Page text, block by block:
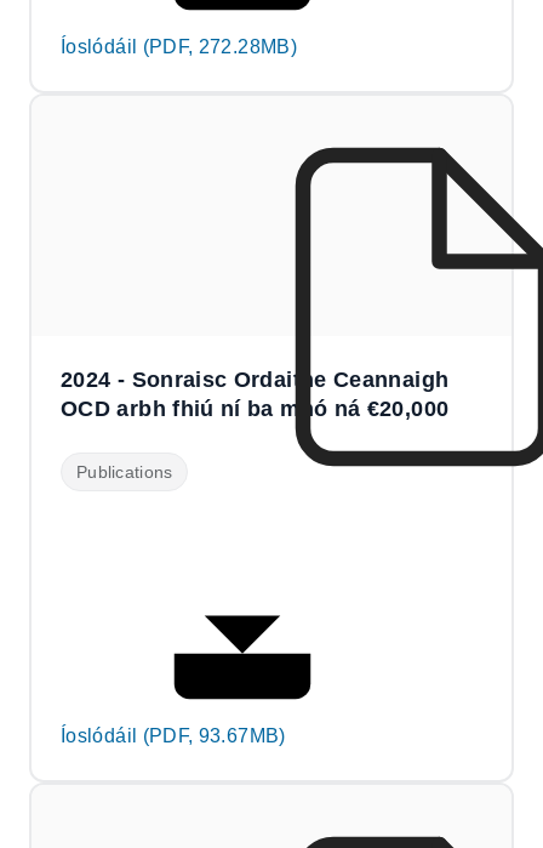
Íoslódáil (PDF, 272.28MB)
2024 - Sonraisc Ordaithe Ceannaigh
OCD arbh fhiú ní ba mhó ná €20,000
Publications
Íoslódáil (PDF, 93.67MB)